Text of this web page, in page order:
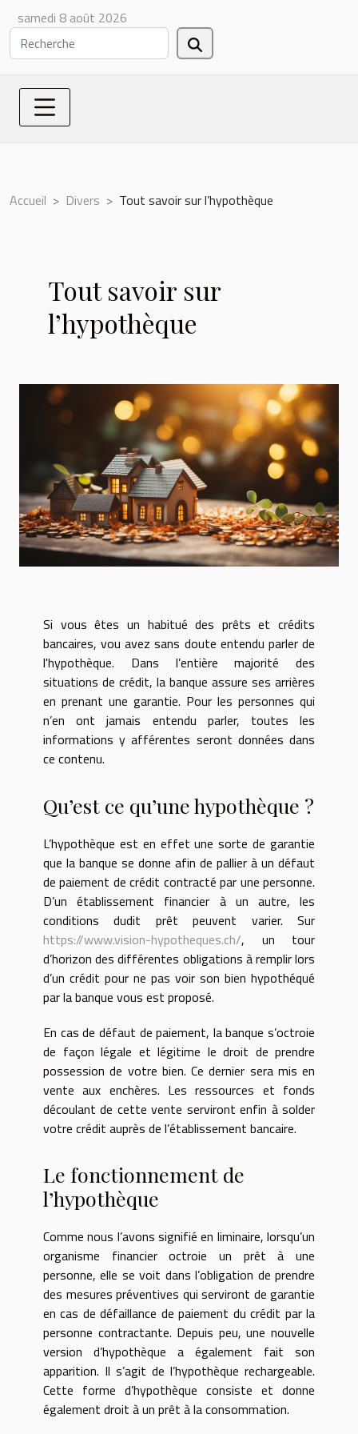
samedi 8 août 2026
Accueil Divers Tout savoir sur l’hypothèque
Tout savoir sur
l’hypothèque
Si vous êtes un habitué des prêts et crédits
bancaires, vou avez sans doute entendu parler de
l'hypothèque. Dans l’entière majorité des
situations de crédit, la banque assure ses arrières
en prenant une garantie. Pour les personnes qui
n’en ont jamais entendu parler, toutes les
informations y afférentes seront données dans
ce contenu.
Qu’est ce qu’une hypothèque ?
L’hypothèque est en effet une sorte de garantie
que la banque se donne afin de pallier à un défaut
de paiement de crédit contracté par une personne.
D’un établissement financier à un autre, les
conditions dudit prêt peuvent varier. Sur
https://www.vision-hypotheques.ch/, un tour
d’horizon des différentes obligations à remplir lors
d’un crédit pour ne pas voir son bien hypothéqué
par la banque vous est proposé.
En cas de défaut de paiement, la banque s’octroie
de façon légale et légitime le droit de prendre
possession de votre bien. Ce dernier sera mis en
vente aux enchères. Les ressources et fonds
découlant de cette vente serviront enfin à solder
votre crédit auprès de l’établissement bancaire.
Le fonctionnement de
l’hypothèque
Comme nous l’avons signifié en liminaire, lorsqu’un
organisme financier octroie un prêt à une
personne, elle se voit dans l’obligation de prendre
des mesures préventives qui serviront de garantie
en cas de défaillance de paiement du crédit par la
personne contractante. Depuis peu, une nouvelle
version d’hypothèque a également fait son
apparition. Il s’agit de l’hypothèque rechargeable.
Cette forme d’hypothèque consiste et donne
également droit à un prêt à la consommation.